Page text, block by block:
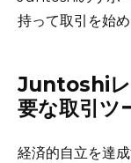
持って取引を始
Juntoshiレ
要な取引ツ
経済的自立を達